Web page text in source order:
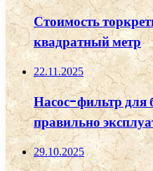
Стоимость
квадратный метр
22.11.2025
Насос-фильтр для
правильно
29.10.2025